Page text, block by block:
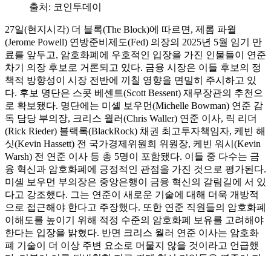
출처: 코인투데이
27일(현지시각) 더 블록(The Block)에 따르면, 제롬 파월
(Jerome Powell) 연방준비제도(Fed) 의장의 2025년 5월 임기 만
료를 앞두고, 암호화폐에 우호적인 입장을 가진 인물들이 연준
차기 의장 후보로 거론되고 있다. 금융 시장은 이들 후보의 정
책적 방향성이 시장 전반에 끼칠 영향을 면밀히 주시하고 있
다. 후보 명단은 스콧 베센트(Scott Bessent) 재무장관의 추천으
로 확보됐다. 명단에는 미셸 보우먼(Michelle Bowman) 연준 감
독 담당 부의장, 크리스 월러(Chris Waller) 연준 이사, 릭 리더
(Rick Rieder) 블랙록(BlackRock) 채권 최고투자책임자, 케빈 해
싯(Kevin Hassett) 전 국가경제위원회 위원장, 케빈 워시(Kevin
Warsh) 전 연준 이사 등 총 5명이 포함됐다. 이들 중 다수는 금
융 혁신과 암호화폐에 긍정적인 관점을 가진 것으로 평가된다.
미셸 보우먼 부의장은 중앙은행이 금융 혁신의 갈림길에 서 있
다고 강조했다. 그는 연준이 새로운 기술에 대해 더욱 개방적
으로 접근해야 한다고 주장했다. 또한 연준 직원들의 암호화폐
이해도를 높이기 위해 적정 수준의 암호화폐 보유를 고려해야
한다는 입장을 밝혔다. 반면 크리스 월러 연준 이사는 암호화
폐 기술이 더 이상 주변 요소로 머물지 않을 것이라고 언급했